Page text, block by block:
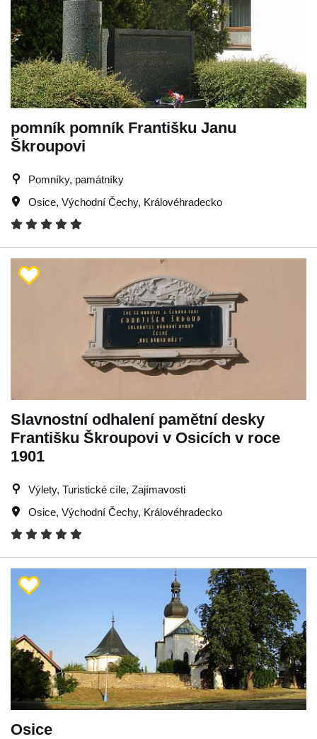
pomník pomník Františku Janu
Škroupovi
Pomníky, památníky
Osice, Východní Čechy, Královéhradecko
Slavnostní odhalení pamětní desky
Františku Škroupovi v Osicích v roce
1901
Výlety, Turistické cíle, Zajímavosti
Osice, Východní Čechy, Královéhradecko
Osice